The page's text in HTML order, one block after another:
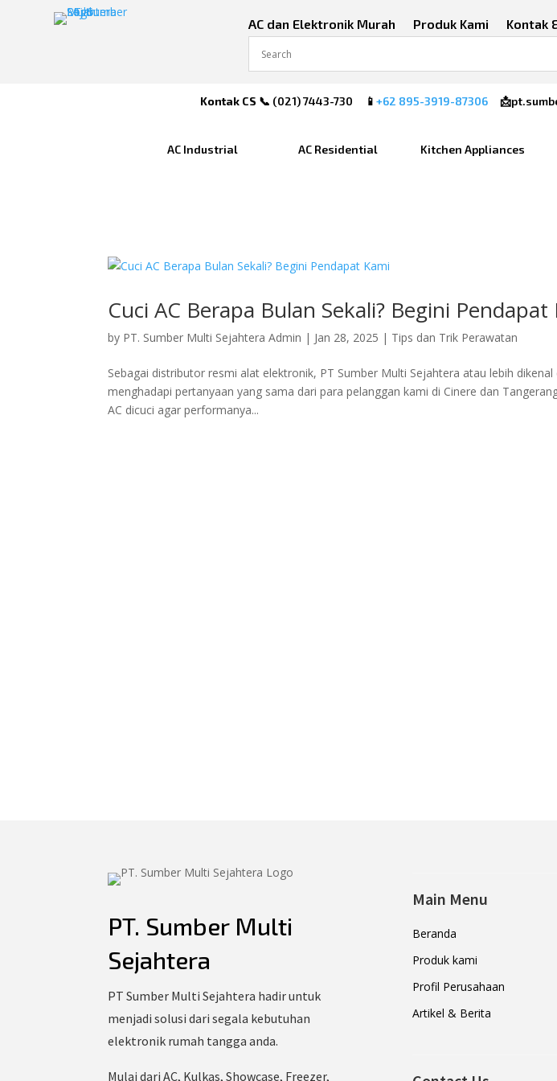
AC dan Elektronik Murah Produk Kami Kontak
Kontak CS 📞 (021) 7443-730 📱 +62 895-3919-87306
AC Industrial AC Residential Kitchen Appliances
Cuci AC Berapa Bulan Sekali? Begini Pendapat
by PT. Sumber Multi Sejahtera Admin | Jan 28, 2025 | Tips dan Trik Perawatan
Sebagai distributor resmi alat elektronik, PT Sumber Multi Sejahtera atau lebih
menghadapi pertanyaan yang sama dari para pelanggan kami di Cinere dan
AC dicuci agar performanya...
PT. Sumber Multi
Sejahtera
PT Sumber Multi Sejahtera hadir untuk
menjadi solusi dari segala kebutuhan
elektronik rumah tangga anda.
Mulai dari AC, Kulkas, Showcase, Freezer,
Main Menu
Beranda
Produk kami
Profil Perusahaan
Artikel & Berita